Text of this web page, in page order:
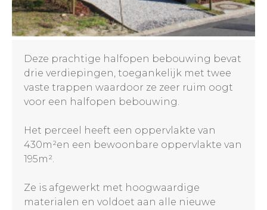
Deze prachtige halfopen bebouwing bevat
drie verdiepingen, toegankelijk met twee
vaste trappen waardoor ze zeer ruim oogt
voor een halfopen bebouwing.
Het perceel heeft een oppervlakte van
430m²en een bewoonbare oppervlakte van
195m².
Ze is afgewerkt met hoogwaardige
materialen en voldoet aan alle nieuwe